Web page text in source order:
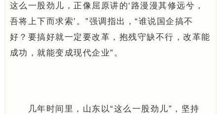
这么一股劲儿，正像屈原讲的‘路漫漫其修远兮，
吾将上下而求索’。”强调指出，“谁说国企搞不
好？要搞好就一定要改革，抱残守缺不行，改革能
成功，就能变成现代企业”。
几年时间里，山东以“这么一股劲儿”，坚持